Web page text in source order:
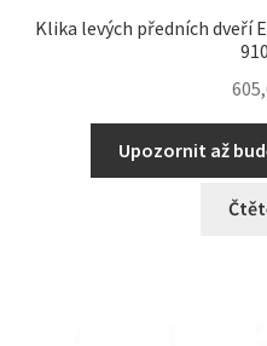
Klika levých předních dveří
Upozornit až